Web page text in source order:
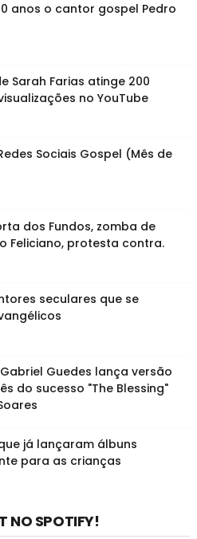
anos o cantor gospel Pedro
Sarah Farias atinge 200
no YouTube
Sociais Gospel (Mês de
dos Fundos, zomba de
Feliciano, protesta contra.
seculares que se
Guedes lança versão
do sucesso "The Blessing"
já lançaram álbuns
para as crianças
NO SPOTIFY!